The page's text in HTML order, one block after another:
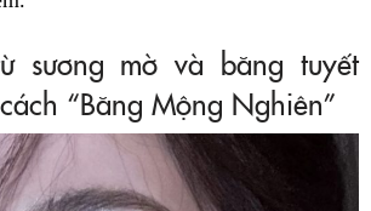
sương mờ và băng tuyết
“Băng Mộng Nghiên”